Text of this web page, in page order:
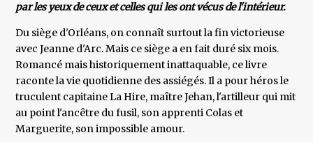
par les yeux de ceux et celles qui les ont vécus de l'intérieur.
Du siège d'Orléans, on connaît surtout la fin victorieuse
avec Jeanne d'Arc. Mais ce siège a en fait duré six mois.
Romancé mais historiquement inattaquable, ce livre
raconte la vie quotidienne des assiégés. Il a pour héros le
truculent capitaine La Hire, maître Jehan, l'artilleur qui mit
au point l'ancêtre du fusil, son apprenti Colas et
Marguerite, son impossible amour.